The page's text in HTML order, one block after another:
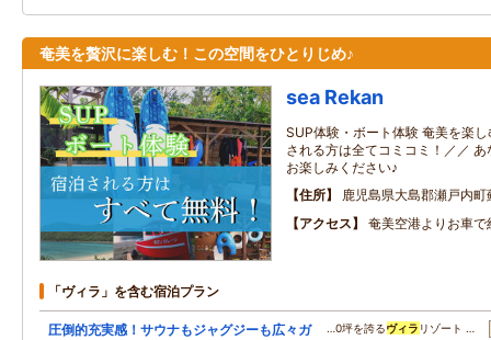
奄美を贅沢に楽しむ！この空間をひとりじめ♪
sea Rekan
SUP体験・ボート体験 奄美を楽
される方は全てコミコミ！／／
お楽しみください♪
住所
鹿児島県大島郡瀬戸内町
アクセス
奄美空港よりお車で
「ヴィラ」を含む宿泊プラン
圧倒的充実感！サウナもジャグジーも広々ガ
…0坪を誇るヴィラ リゾート …